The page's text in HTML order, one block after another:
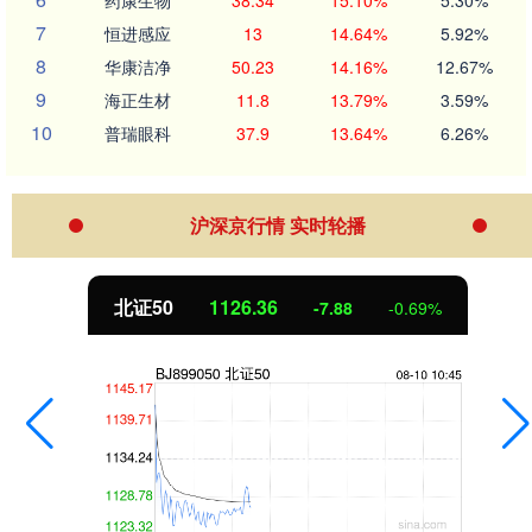
7 恒进感应 13 14.64% 5.92%
8 华康洁净 50.23 14.16% 12.67%
9 海正生材 11.8 13.79% 3.59%
10 普瑞眼科 37.9 13.64% 6.26%
沪深京行情 实时轮播
北证50 1126.36 -7.88 -0.69%